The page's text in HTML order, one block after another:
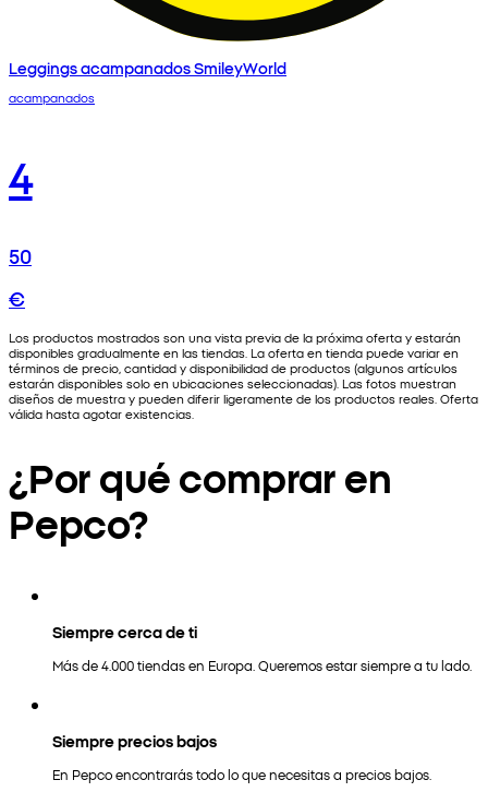
Leggings acampanados SmileyWorld
acampanados
4
50
€
Los productos mostrados son una vista previa de la próxima oferta y estarán
disponibles gradualmente en las tiendas. La oferta en tienda puede variar en
términos de precio, cantidad y disponibilidad de productos (algunos artículos
estarán disponibles solo en ubicaciones seleccionadas). Las fotos muestran
diseños de muestra y pueden diferir ligeramente de los productos reales. Oferta
válida hasta agotar existencias.
¿Por qué comprar en
Pepco?
Siempre cerca de ti
Más de 4.000 tiendas en Europa. Queremos estar siempre a tu lado.
Siempre precios bajos
En Pepco encontrarás todo lo que necesitas a precios bajos.